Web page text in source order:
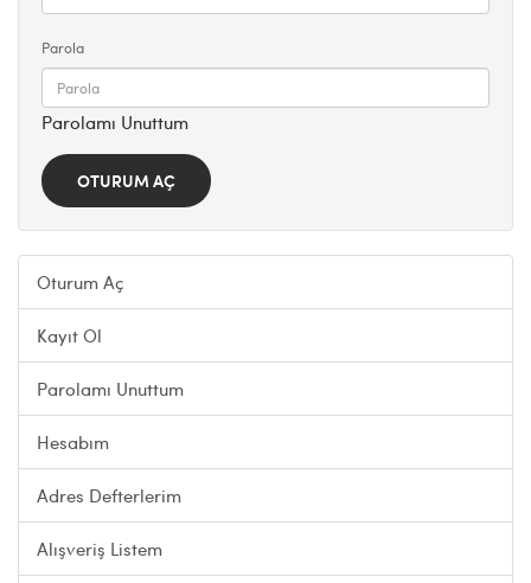
Parola
Parolamı Unuttum
Oturum Aç
Kayıt Ol
Parolamı Unuttum
Hesabım
Adres Defterlerim
Alışveriş Listem